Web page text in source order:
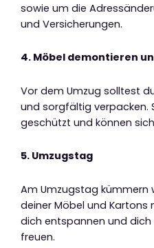
sowie um die
und Versicherungen.
4. Möbel demontieren
Vor dem Umzug solltest
und sorgfältig verpacken.
geschützt und können
5. Umzugstag
Am Umzugstag kümmern
deiner Möbel und Kartons
dich entspannen und
freuen.